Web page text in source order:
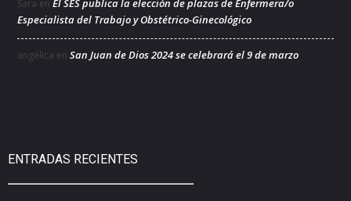
Sara en El SES publica la elección de plazas de Enfermera/o
Especialista del Trabajo y Obstétrico-Ginecológico
angélica en San Juan de Dios 2024 se celebrará el 9 de marzo
ENTRADAS RECIENTES